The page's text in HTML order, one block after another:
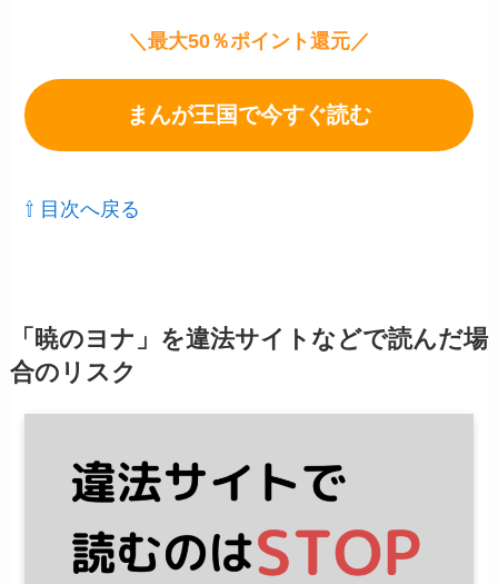
＼最大50％ポイント還元／
まんが王国で今すぐ読む
⇧ 目次へ戻る
「暁のヨナ」を違法サイトなどで読んだ場
合のリスク